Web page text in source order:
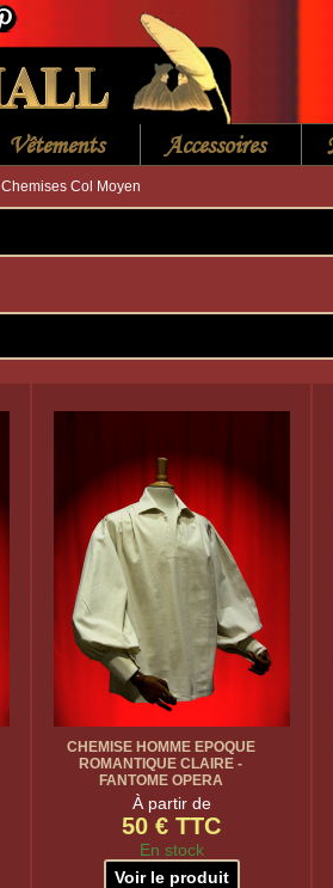
Vêtements Accessoires
Chemises Col Moyen
CHEMISE HOMME EPOQUE
ROMANTIQUE CLAIRE -
FANTOME OPERA
À partir de
50 € TTC
En stock
Voir le produit